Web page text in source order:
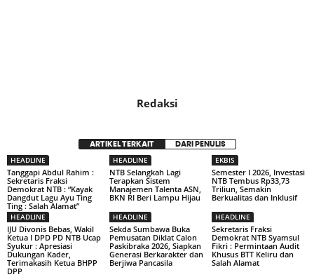
Redaksi
ARTIKEL TERKAIT DARI PENULIS
HEADLINE
Tanggapi Abdul Rahim :
Sekretaris Fraksi
Demokrat NTB : “Kayak
Dangdut Lagu Ayu Ting
Ting : Salah Alamat”
HEADLINE
NTB Selangkah Lagi
Terapkan Sistem
Manajemen Talenta ASN,
BKN RI Beri Lampu Hijau
EKBIS
Semester I 2026, Investasi
NTB Tembus Rp33,73
Triliun, Semakin
Berkualitas dan Inklusif
HEADLINE
IJU Divonis Bebas, Wakil
Ketua I DPD PD NTB Ucap
Syukur : Apresiasi
Dukungan Kader,
Terimakasih Ketua BHPP
DPP
HEADLINE
Sekda Sumbawa Buka
Pemusatan Diklat Calon
Paskibraka 2026, Siapkan
Generasi Berkarakter dan
Berjiwa Pancasila
HEADLINE
Sekretaris Fraksi
Demokrat NTB Syamsul
Fikri : Permintaan Audit
Khusus BTT Keliru dan
Salah Alamat